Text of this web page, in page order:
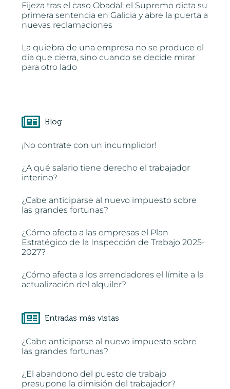
Fijeza tras el caso Obadal: el Supremo dicta su
primera sentencia en Galicia y abre la puerta a
nuevas reclamaciones
La quiebra de una empresa no se produce el
día que cierra, sino cuando se decide mirar
para otro lado
Blog
¡No contrate con un incumplidor!
¿A qué salario tiene derecho el trabajador
interino?
¿Cabe anticiparse al nuevo impuesto sobre
las grandes fortunas?
¿Cómo afecta a las empresas el Plan
Estratégico de la Inspección de Trabajo 2025-
2027?
¿Cómo afecta a los arrendadores el límite a la
actualización del alquiler?
Entradas más vistas
¿Cabe anticiparse al nuevo impuesto sobre
las grandes fortunas?
¿El abandono del puesto de trabajo
presupone la dimisión del trabajador?